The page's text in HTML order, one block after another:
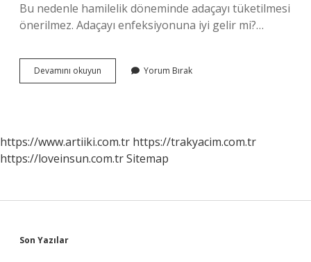
Bu nedenle hamilelik döneminde adaçayı tüketilmesi
önerilmez. Adaçayı enfeksiyonuna iyi gelir mi?…
Devamını okuyun Adaçayı
Rahime
Yorum Bırak
https://www.artiiki.com.tr https://trakyacim.com.tr
https://loveinsun.com.trSitemap
Sidebar
Son Yazılar